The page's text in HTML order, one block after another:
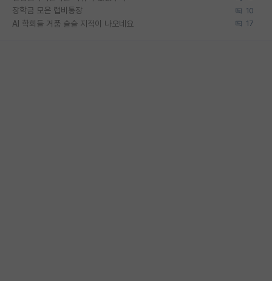
장학금 모은 랩비통장 10
AI 학회들 거품 슬슬 지적이 나오네요 17